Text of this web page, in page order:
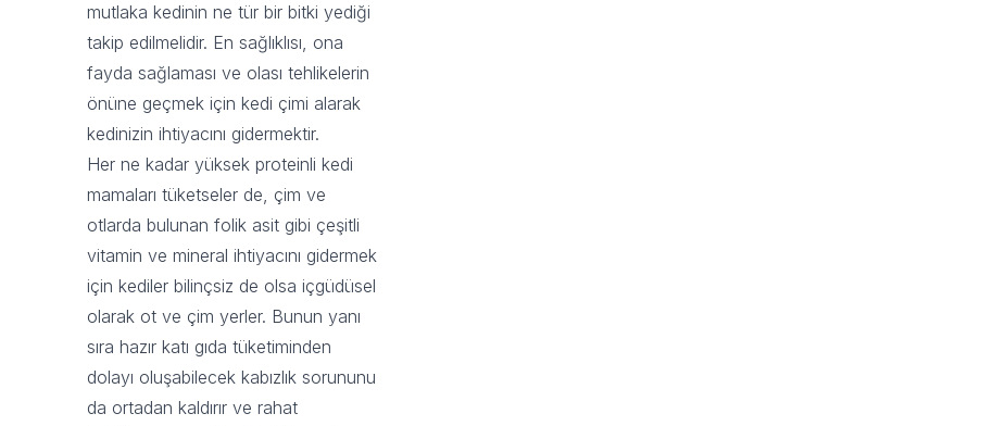
mutlaka kedinin ne tür bir bitki yediği
takip edilmelidir. En sağlıklısı, ona
fayda sağlaması ve olası tehlikelerin
önüne geçmek için kedi çimi alarak
kedinizin ihtiyacını gidermektir.
Her ne kadar yüksek proteinli kedi
mamaları tüketseler de, çim ve
otlarda bulunan folik asit gibi çeşitli
vitamin ve mineral ihtiyacını gidermek
için kediler bilinçsiz de olsa içgüdüsel
olarak ot ve çim yerler. Bunun yanı
sıra hazır katı gıda tüketiminden
dolayı oluşabilecek kabızlık sorununu
da ortadan kaldırır ve rahat